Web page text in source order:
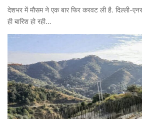
देशभर में मौसम ने एक बार फिर करवट ली है. दिल्ली-
ही बारिश हो रही…